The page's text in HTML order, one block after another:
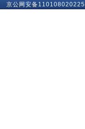
京公网安备